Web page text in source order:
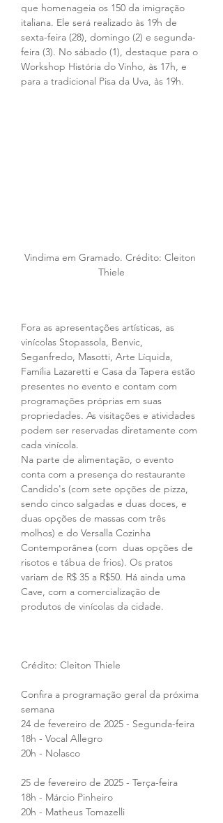
que homenageia os 150 da imigração
italiana. Ele será realizado às 19h de
sexta-feira (28), domingo (2) e segunda-
feira (3). No sábado (1), destaque para o
Workshop História do Vinho, às 17h, e
para a tradicional Pisa da Uva, às 19h.
Vindima em Gramado. Crédito: Cleiton
Thiele
Fora as apresentações artísticas, as
vinícolas Stopassola, Benvic,
Seganfredo, Masotti, Arte Líquida,
Família Lazaretti e Casa da Tapera estão
presentes no evento e contam com
programações próprias em suas
propriedades. As visitações e atividades
podem ser reservadas diretamente com
cada vinícola.
Na parte de alimentação, o evento
conta com a presença do restaurante
Candido's (com sete opções de pizza,
sendo cinco salgadas e duas doces, e
duas opções de massas com três
molhos) e do Versalla Cozinha
Contemporânea (com  duas opções de
risotos e tábua de frios). Os pratos
variam de R$ 35 a R$50. Há ainda uma
Cave, com a comercialização de
produtos de vinícolas da cidade.
Crédito: Cleiton Thiele
Confira a programação geral da próxima
semana
24 de fevereiro de 2025 - Segunda-feira
18h - Vocal Allegro
20h - Nolasco
25 de fevereiro de 2025 - Terça-feira
18h - Márcio Pinheiro
20h - Matheus Tomazelli